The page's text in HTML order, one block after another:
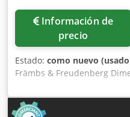
Información de
precio
Estado: como nuevo
Främbs & Freudenberg
Dkjdsg Snutjpfx Ac Uer –
de transmisión –
cribado ha sido